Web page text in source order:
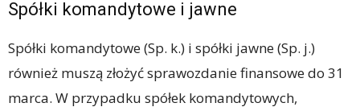
Spółki komandytowe i jawne
Spółki komandytowe (Sp. k.) i spółki jawne (Sp. j.)
również muszą złożyć sprawozdanie finansowe do 31
marca. W przypadku spółek komandytowych,